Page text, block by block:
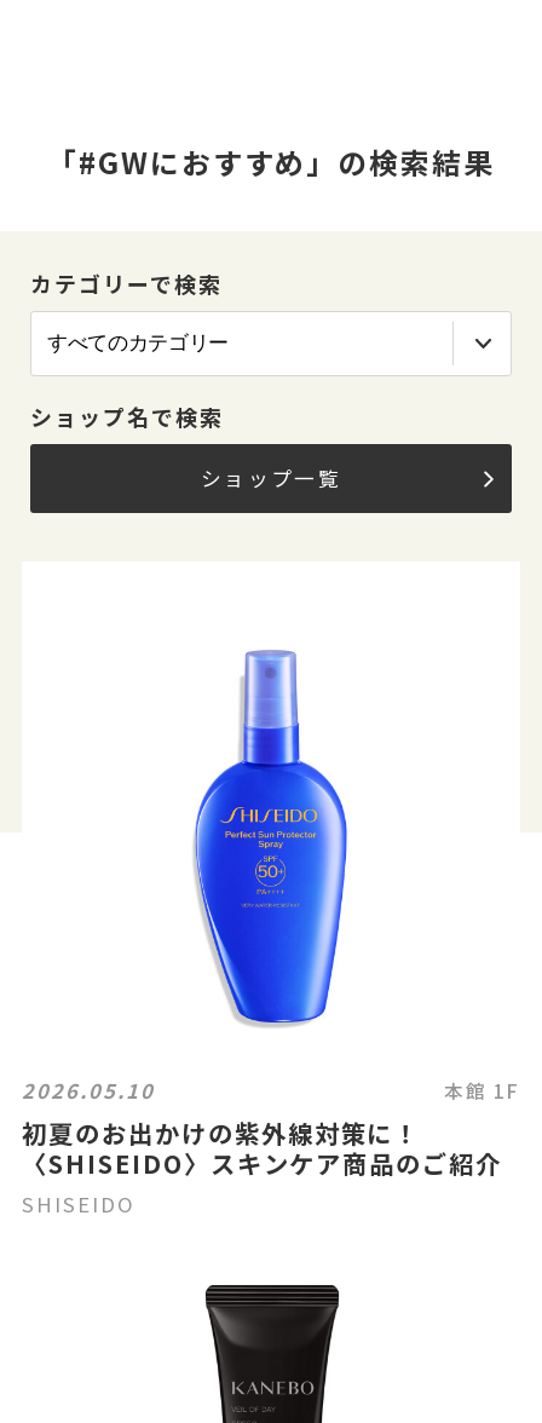
「#GWにおすすめ」の検索結果
カテゴリーで検索
ショップ名で検索
ショップ一覧
2026.05.10 本館 1F
初夏のお出かけの紫外線対策に！
〈SHISEIDO〉スキンケア商品のご紹介
SHISEIDO